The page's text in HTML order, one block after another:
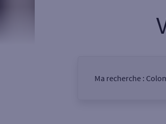
Ma recherche :